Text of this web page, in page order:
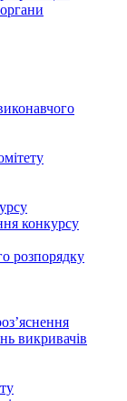
конкурсу
розпорядку
викривачів